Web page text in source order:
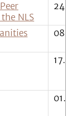
NLS
24.-